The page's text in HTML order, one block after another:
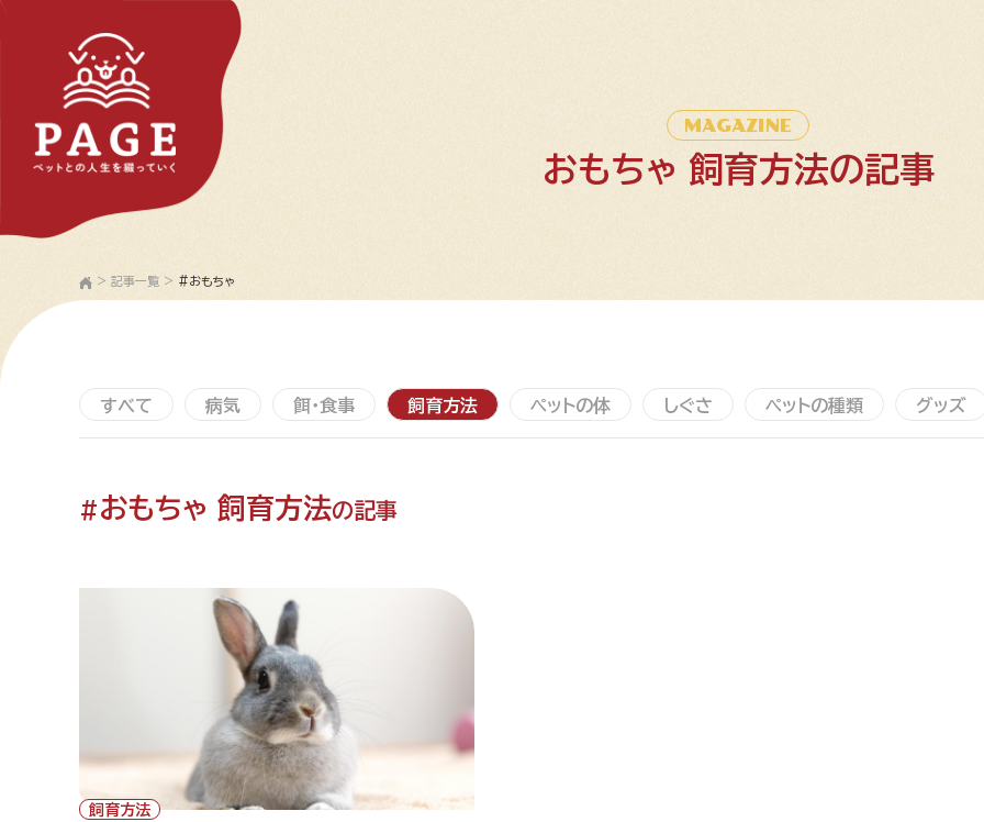
MAGAZINE
おもちゃ 飼育方法の記事
> 記事一覧 > #おもちゃ
すべて 病気 餌・食事 飼育方法 ペットの体 しぐさ ペットの種類 グッズ
# おもちゃ 飼育方法の記事
飼育方法